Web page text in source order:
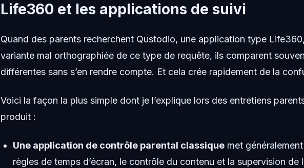
Life360 et les applications de suivi
Quand des parents recherchent Qustodio, une application type
variante mal orthographiée de ce type de requête, ils comparent
différentes sans s’en rendre compte. Et cela crée rapidement de la
Voici la façon la plus simple dont je l’explique lors des entretiens
produit :
Une application de contrôle parental classique met
règles de temps d’écran, le contrôle du contenu et la supervision de